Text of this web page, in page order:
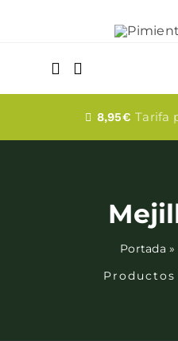
8,95€Tarifa
Portada »